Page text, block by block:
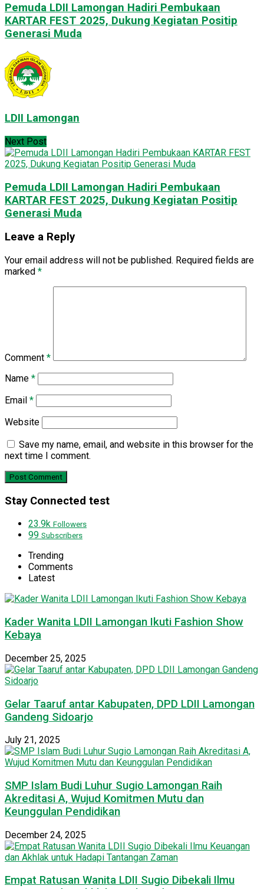
Pemuda LDII Lamongan Hadiri Pembukaan
KARTAR FEST 2025, Dukung Kegiatan Positip
Generasi Muda
LDII Lamongan
Next Post
Pemuda LDII Lamongan Hadiri Pembukaan
KARTAR FEST 2025, Dukung Kegiatan Positip
Generasi Muda
Leave a Reply
Your email address will not be published. Required fields are
marked *
Comment *
Name *
Email *
Website
Save my name, email, and website in this browser for the
next time I comment.
Stay Connected test
23.9k Followers
99 Subscribers
Trending
Comments
Latest
Kader Wanita LDII Lamongan Ikuti Fashion Show
Kebaya
December 25, 2025
Gelar Taaruf antar Kabupaten, DPD LDII Lamongan
Gandeng Sidoarjo
July 21, 2025
SMP Islam Budi Luhur Sugio Lamongan Raih
Akreditasi A, Wujud Komitmen Mutu dan
Keunggulan Pendidikan
December 24, 2025
Empat Ratusan Wanita LDII Sugio Dibekali Ilmu